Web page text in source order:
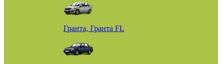
Гранта, Гранта FL